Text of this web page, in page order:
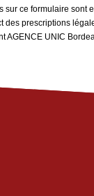
sur ce formulaire sont
des prescriptions
AGENCE UNIC